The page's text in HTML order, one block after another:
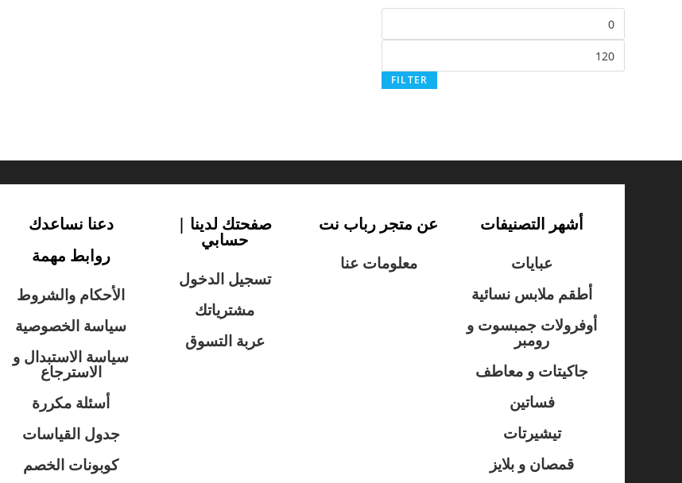
FILTER
أشهر التصنيفات
عبايات
أطقم ملابس نسائية
أوفرولات جمبسوت و
رومبر
جاكيتات و معاطف
فساتين
تيشيرتات
قمصان و بلايز
عن متجر رباب نت
معلومات عنا
صفحتك لدينا |
حسابي
تسجيل الدخول
مشترياتك
عربة التسوق
دعنا نساعدك
روابط مهمة
الأحكام والشروط
سياسة الخصوصية
سياسة الاستبدال و
الاسترجاع
أسئلة مكررة
جدول القياسات
كوبونات الخصم